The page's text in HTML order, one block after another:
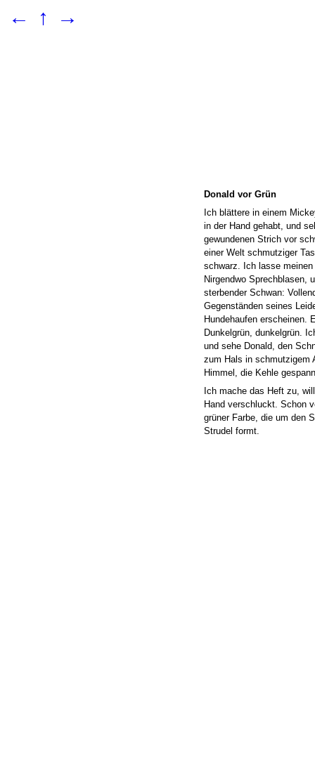
← ↑ →
Donald vor Grün
Ich blättere in einem
in der Hand gehabt, und
gewundenen Strich vor
einer Welt schmutziger
schwarz. Ich lasse
Nirgendwo Sprechblasen,
sterbender Schwan:
Gegenständen seines
Hundehaufen erscheinen.
Dunkelgrün, dunkelgrün.
und sehe Donald, den
zum Hals in schmutzigem
Himmel, die Kehle
Ich mache das Heft zu,
Hand verschluckt. Schon
grüner Farbe, die um den
Strudel formt.